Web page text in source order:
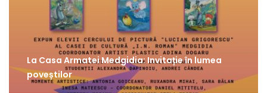
La Casa Armatei Medgidia: Invitație în lumea
poveștilor